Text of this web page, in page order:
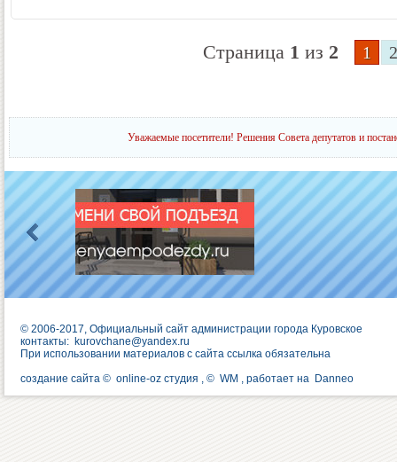
Страница 1 из 2 1 2
Уважаемые посетители! Решения Совета депутатов и
© 2006-2017, Официальный сайт администрации города Куровское
контакты: kurovchane@yandex.ru
При использовании материалов с сайта ссылка обязательна
создание сайта © online-oz студия , © WM , работает на Danneo